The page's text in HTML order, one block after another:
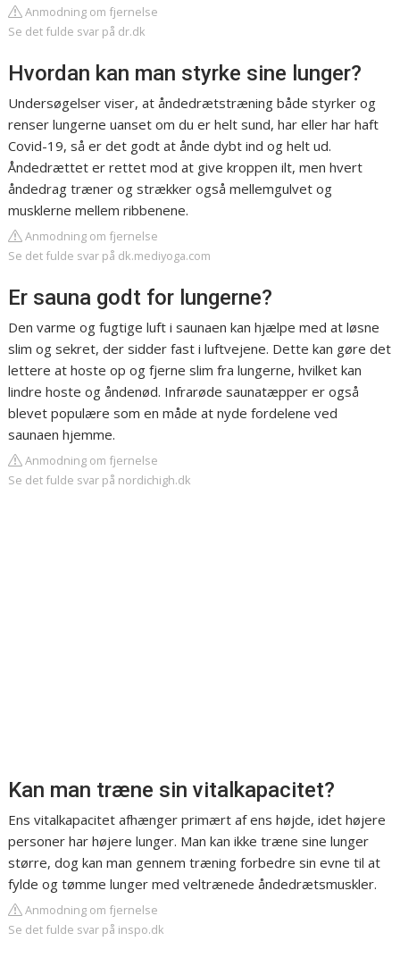
Anmodning om fjernelse
Se det fulde svar på dr.dk
Hvordan kan man styrke sine lunger?
Undersøgelser viser, at åndedrætstræning både styrker og
renser lungerne uanset om du er helt sund, har eller har haft
Covid-19, så er det godt at ånde dybt ind og helt ud.
Åndedrættet er rettet mod at give kroppen ilt, men hvert
åndedrag træner og strækker også mellemgulvet og
musklerne mellem ribbenene.
Anmodning om fjernelse
Se det fulde svar på dk.mediyoga.com
Er sauna godt for lungerne?
Den varme og fugtige luft i saunaen kan hjælpe med at løsne
slim og sekret, der sidder fast i luftvejene. Dette kan gøre det
lettere at hoste op og fjerne slim fra lungerne, hvilket kan
lindre hoste og åndenød. Infrarøde saunatæpper er også
blevet populære som en måde at nyde fordelene ved
saunaen hjemme.
Anmodning om fjernelse
Se det fulde svar på nordichigh.dk
Kan man træne sin vitalkapacitet?
Ens vitalkapacitet afhænger primært af ens højde, idet højere
personer har højere lunger. Man kan ikke træne sine lunger
større, dog kan man gennem træning forbedre sin evne til at
fylde og tømme lunger med veltrænede åndedrætsmuskler.
Anmodning om fjernelse
Se det fulde svar på inspo.dk